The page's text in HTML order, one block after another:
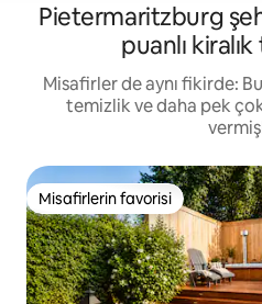
Pietermaritzburg
puanlı
Misafirler de aynı fikirde:
temizlik ve daha pek
Misafirlerin favorisi
Misafirlerin favorisi